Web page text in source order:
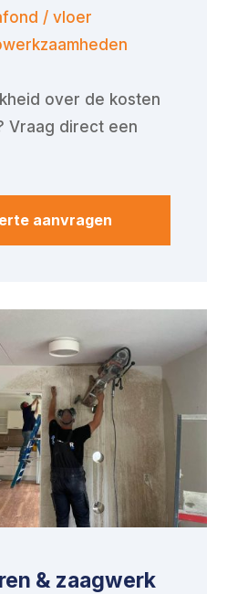
/ vloer
over de kosten
Vraag direct een
aanvragen
& zaagwerk